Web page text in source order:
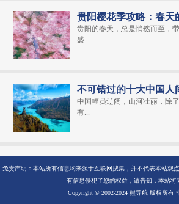
贵阳樱花季攻略：春天
贵阳的春天，总是悄然而至，
盛...
不可错过的十大中国人
中国幅员辽阔，山河壮丽，除
有...
免责声明：本站所有信息均来源于互联网搜集，并不代表本站观
有信息侵犯了您的权益，请告知，本站将
Copyright © 2002-2024 熊导航 版权所有